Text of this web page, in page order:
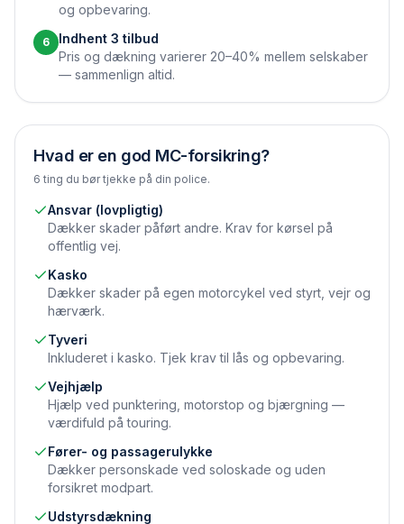
og opbevaring.
6
Indhent 3 tilbud
Pris og dækning varierer 20–40% mellem selskaber
— sammenlign altid.
Hvad er en god MC-forsikring?
6 ting du bør tjekke på din police.
Ansvar (lovpligtig)
Dækker skader påført andre. Krav for kørsel på
offentlig vej.
Kasko
Dækker skader på egen motorcykel ved styrt, vejr og
hærværk.
Tyveri
Inkluderet i kasko. Tjek krav til lås og opbevaring.
Vejhjælp
Hjælp ved punktering, motorstop og bjærgning —
værdifuld på touring.
Fører- og passager­ulykke
Dækker personskade ved soloskade og uden
forsikret modpart.
Udstyrs­dækning